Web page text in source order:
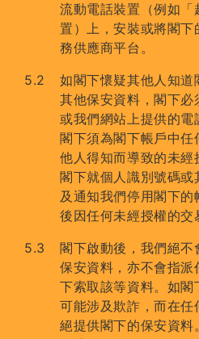
流動電話裝置（例如「
置）上，安裝或將閣下
務供應商平台。
如閣下懷疑其他人知
其他保安資料，閣下
或我們網站上提供的
閣下須為閣下帳戶中
他人得知而導致的未
閣下就個人識別號碼
及通知我們停用閣下
後因任何未經授權的交
閣下啟動後，我們絕
保安資料，亦不會指
下索取該等資料。如
可能涉及欺詐，而在
絕提供閣下的保安資